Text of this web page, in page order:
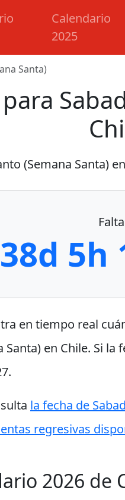
Calendario
2025
Santa)
(Semana Santa)
5h
en tiempo real
Santa) en Chile. Si
la fecha de
regresivas
2026 de